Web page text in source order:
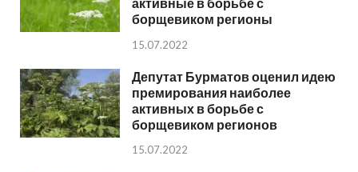
борщевиком регионы
15.07.2022
Депутат Бурматов оценил идею
премирования наиболее
активных в борьбе с
борщевиком регионов
15.07.2022